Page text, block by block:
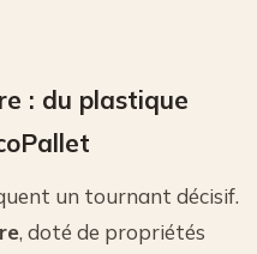
: du plastique
un tournant décisif.
, doté de propriétés